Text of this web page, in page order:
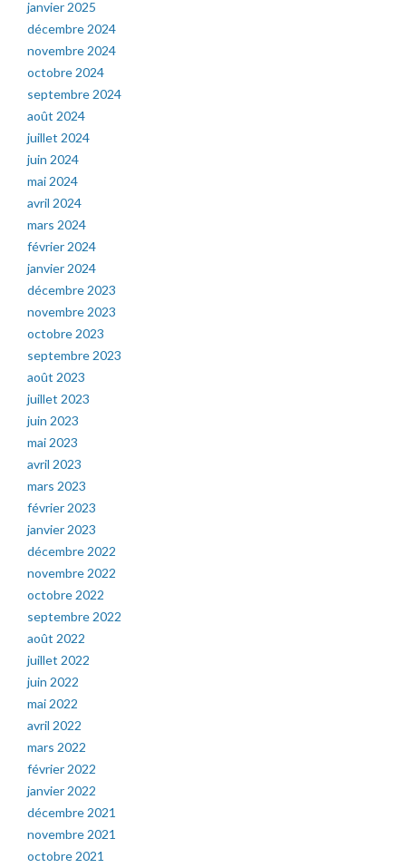
janvier 2025
décembre 2024
novembre 2024
octobre 2024
septembre 2024
août 2024
juillet 2024
juin 2024
mai 2024
avril 2024
mars 2024
février 2024
janvier 2024
décembre 2023
novembre 2023
octobre 2023
septembre 2023
août 2023
juillet 2023
juin 2023
mai 2023
avril 2023
mars 2023
février 2023
janvier 2023
décembre 2022
novembre 2022
octobre 2022
septembre 2022
août 2022
juillet 2022
juin 2022
mai 2022
avril 2022
mars 2022
février 2022
janvier 2022
décembre 2021
novembre 2021
octobre 2021